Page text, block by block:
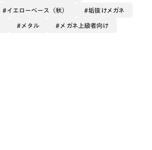
イエローベース（秋） 垢抜けメガネ
メタル メガネ上級者向け